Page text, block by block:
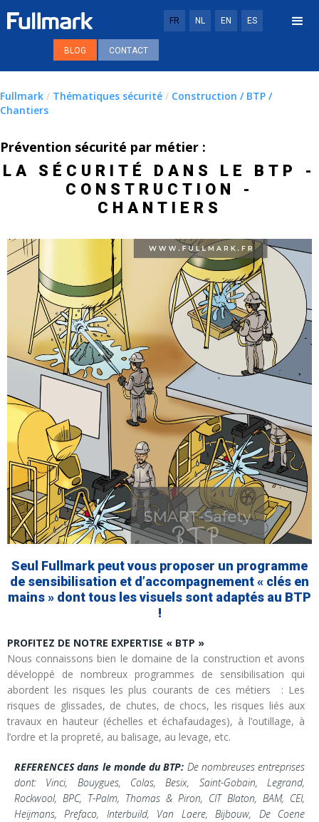
FR NL EN ES
BLOG CONTACT
Fullmark / Thématiques sécurité / Construction / BTP /
Chantiers
Prévention sécurité par métier :
LA SÉCURITÉ DANS LE BTP -
CONSTRUCTION -
CHANTIERS
Seul Fullmark peut vous proposer un programme
de sensibilisation et d’accompagnement « clés en
mains » dont tous les visuels sont adaptés au BTP
!
PROFITEZ DE NOTRE EXPERTISE « BTP »
Nous connaissons bien le domaine de la construction et avons
développé de nombreux programmes de sensibilisation qui
abordent les risques les plus courants de ces métiers : Les
risques de glissades, de chutes, de chocs, les risques liés aux
travaux en hauteur (échelles et échafaudages), à l’outillage, à
l’ordre et la propreté, au balisage, au levage, etc.
REFERENCES dans le monde du BTP: De nombreuses entreprises
dont: Vinci, Bouygues, Colas, Besix, Saint-Gobain, Legrand,
Rockwool, BPC, T-Palm, Thomas & Piron, CIT Blaton, BAM, CEI,
Heijmans, Prefaco, Interbuild, Van Laere, Bijbouw, De Coene